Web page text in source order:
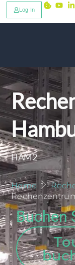
Log In
HAM2
Home
Buchen